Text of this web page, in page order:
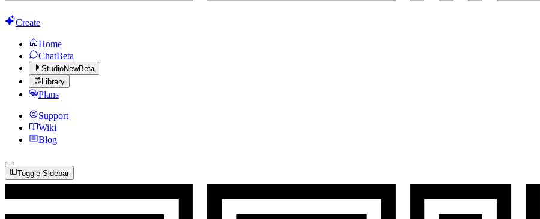
Create
Home
ChatBeta
StudioNewBeta
Library
Plans
Support
Wiki
Blog
Toggle Sidebar